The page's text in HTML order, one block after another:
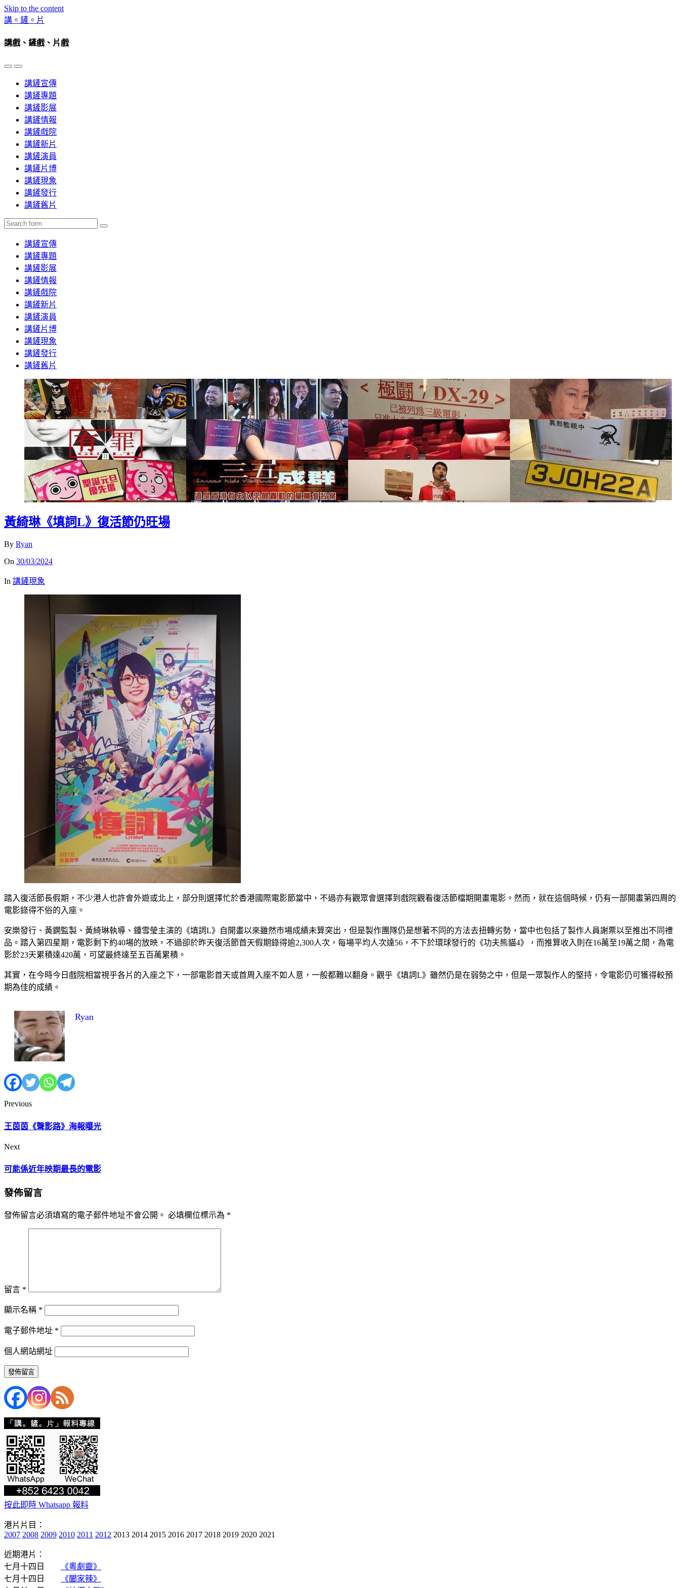
Skip to the content
講。鏟。片
講戲、鏟戲、片戲
Toggle
mobile
Toggle
search
field
講鏟宣傳
講鏟專題
講鏟影展
講鏟情報
講鏟戲院
講鏟新片
講鏟演員
講鏟片博
講鏟現象
講鏟發行
講鏟舊片
Search
講鏟宣傳
講鏟專題
講鏟影展
講鏟情報
講鏟戲院
講鏟新片
講鏟演員
講鏟片博
講鏟現象
講鏟發行
講鏟舊片
黃綺琳《填詞L》復活節仍旺場
By Ryan
On 30/03/2024
In 講鏟現象
踏入復活節長假期，不少港人也許會外遊或北上，部分則選擇忙於香港國際電影節當中，不過亦有觀眾會選擇到戲院觀看復活節檔期開畫電影。然而，就在這個時候，仍有一部開畫第四周的
電影錄得不俗的入座。
安樂發行、黃鐦監製、黃綺琳執導、鍾雪瑩主演的《填詞L》自開畫以來雖然市場成績未算突出，但是製作團隊仍是想著不同的方法去扭轉劣勢，當中也包括了製作人員謝票以至推出不同禮
品。踏入第四星期，電影剩下約40場的放映，不過卻於昨天復活節首天假期錄得逾2,300人次，每場平均人次達56，不下於環球發行的《功夫熊貓4》，而推算收入則在16萬至19萬之間，為電
影於23天累積達420萬，可望最終達至五百萬累積。
其實，在今時今日戲院相當視乎各片的入座之下，一部電影首天或首周入座不如人意，一般都難以翻身。觀乎《填詞L》雖然仍是在弱勢之中，但是一眾製作人的堅持，令電影仍可獲得較預
期為佳的成績。
Ryan
Previous
王茵茵《聲影路》海報曝光
Next
可能係近年映期最長的電影
發佈留言
發佈留言必須填寫的電子郵件地址不會公開。 必填欄位標示為 *
留言 *
顯示名稱 *
電子郵件地址 *
個人網站網址
按此即時 Whatsapp 報料
港片片目：
2007 2008 2009 2010 2011 2012 2013 2014 2015 2016 2017 2018 2019 2020 2021
近期港片：
七月十四日
《粵劇靈》
七月十四日
《闔家辣》